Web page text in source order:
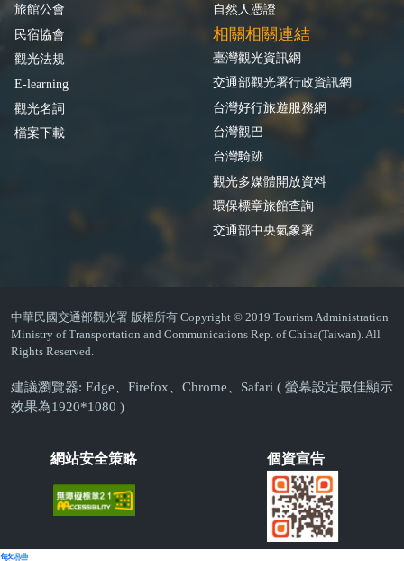
旅館公會
民宿協會
觀光法規
E-learning
觀光名詞
檔案下載
自然人憑證
相關相關連結
臺灣觀光資訊網
交通部觀光署行政資訊網
台灣好行旅遊服務網
台灣觀巴
台灣騎跡
觀光多媒體開放資料
環保標章旅館查詢
交通部中央氣象署
中華民國交通部觀光署 版權所有 Copyright © 2019 Tourism Administration
Ministry of Transportation and Communications Rep. of China(Taiwan). All
Rights Reserved.
建議瀏覽器: Edge、Firefox、Chrome、Safari ( 螢幕設定最佳顯示
效果為1920*1080 )
網站安全策略 個資宣告